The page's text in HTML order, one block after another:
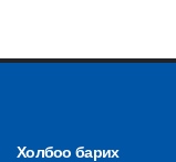
Холбоо барих